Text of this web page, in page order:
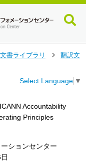
書ライブラリ
翻訳文
Select Language ▼
Accountability
Principles
ションセンター